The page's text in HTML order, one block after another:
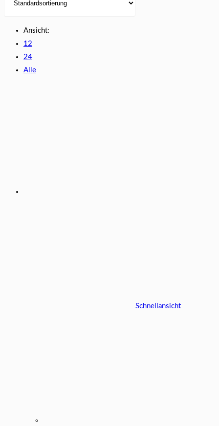
Ansicht:
12
24
Alle
Schnellansicht